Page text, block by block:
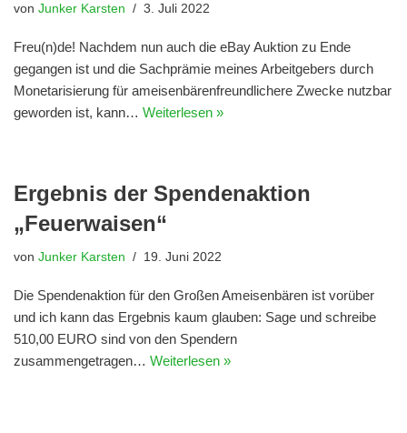
von Junker Karsten 3. Juli 2022
Freu(n)de! Nachdem nun auch die eBay Auktion zu Ende
gegangen ist und die Sachprämie meines Arbeitgebers durch
Monetarisierung für ameisenbärenfreundlichere Zwecke nutzbar
geworden ist, kann… Weiterlesen »
Ergebnis der Spendenaktion
„Feuerwaisen“
von Junker Karsten 19. Juni 2022
Die Spendenaktion für den Großen Ameisenbären ist vorüber
und ich kann das Ergebnis kaum glauben: Sage und schreibe
510,00 EURO sind von den Spendern
zusammengetragen… Weiterlesen »